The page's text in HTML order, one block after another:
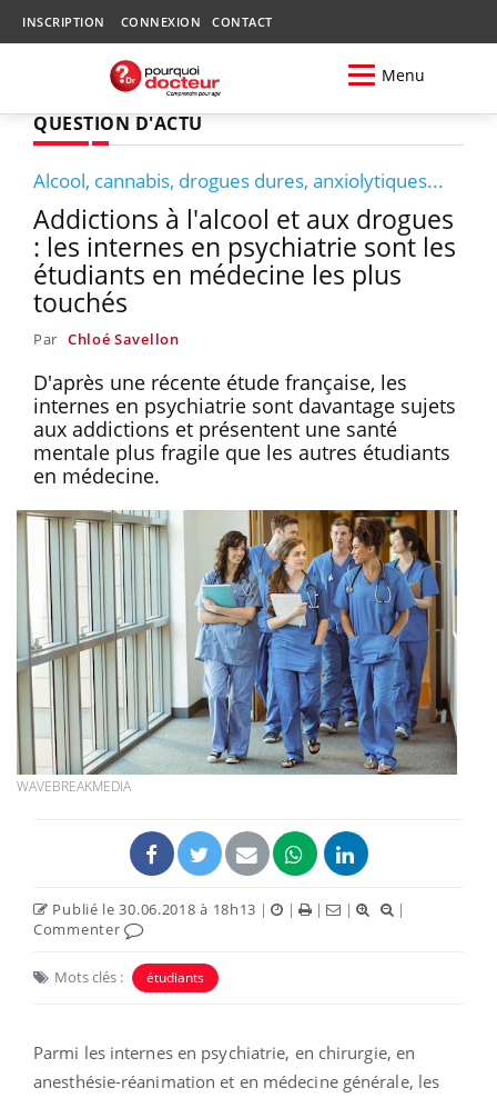
INSCRIPTION CONNEXION CONTACT
Menu
QUESTION D'ACTU
Alcool, cannabis, drogues dures, anxiolytiques...
Addictions à l'alcool et aux drogues
: les internes en psychiatrie sont les
étudiants en médecine les plus
touchés
Par Chloé Savellon
D'après une récente étude française, les
internes en psychiatrie sont davantage sujets
aux addictions et présentent une santé
mentale plus fragile que les autres étudiants
en médecine.
WAVEBREAKMEDIA
Publié le 30.06.2018 à 18h13 | | | |
|
Commenter
Mots clés : étudiants
Parmi les internes en psychiatrie, en chirurgie, en
anesthésie-réanimation et en médecine générale, les